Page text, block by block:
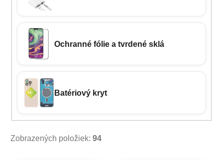
Ochranné fólie a tvrdené sklá
Batériový kryt
Zobrazených položiek: 94